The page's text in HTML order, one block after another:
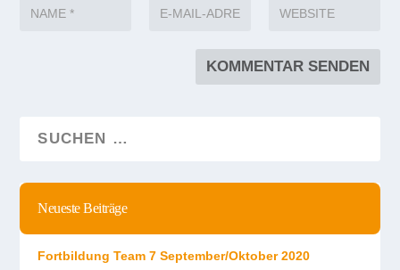
Neueste Beiträge
Fortbildung Team 7 September/Oktober 2020